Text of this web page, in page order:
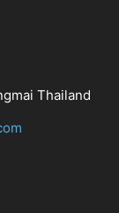
Thailand